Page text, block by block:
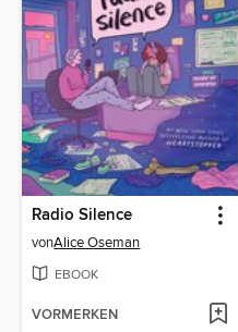
Radio Silence
vonAlice Oseman
EBOOK
VORMERKEN